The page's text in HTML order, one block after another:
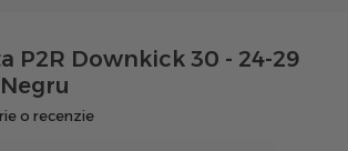
P2R Downkick 30 - 24-29
o recenzie